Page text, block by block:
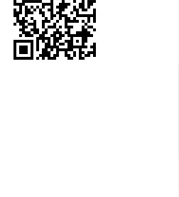
カーテン 遮光1級 モダン
色 ストライプ柄 《ライ
ながらも都会的で洗練されたア
ンテリアを引き出すカーテン＜
グレー